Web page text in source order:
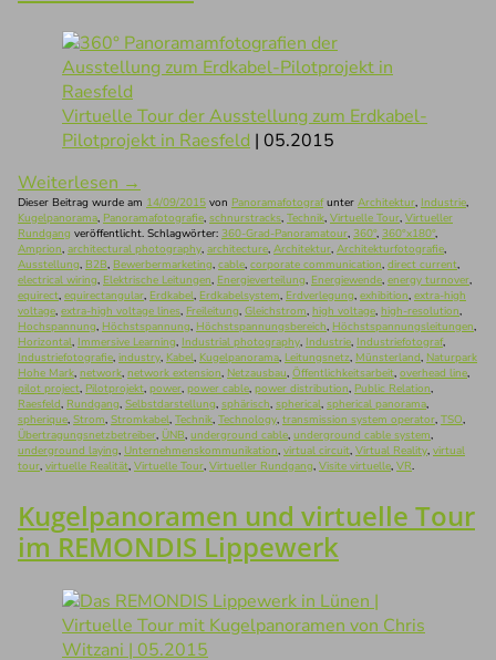
Virtuelle Tour der Ausstellung zum Erdkabel-
Pilotprojekt in Raesfeld | 05.2015
Weiterlesen →
Dieser Beitrag wurde am 14/09/2015 von Panoramafotografunter Architektur, Industrie,
Kugelpanorama, Panoramafotografie, schnurstracks, Technik, Virtuelle Tour, Virtueller
Rundgang veröffentlicht. Schlagwörter: 360-Grad-Panoramatour, 360°, 360°x180°,
Amprion, architectural photography, architecture, Architektur, Architekturfotografie,
Ausstellung, B2B, Bewerbermarketing, cable, corporate communication, direct current,
electrical wiring, Elektrische Leitungen, Energieverteilung, Energiewende, energy turnover,
equirect, equirectangular, Erdkabel, Erdkabelsystem, Erdverlegung, exhibition, extra-high
voltage, extra-high voltage lines, Freileitung, Gleichstrom, high voltage, high-resolution,
Hochspannung, Höchstspannung, Höchstspannungsbereich, Höchstspannungsleitungen,
Horizontal, Immersive Learning, Industrial photography, Industrie, Industriefotograf,
Industriefotografie, industry, Kabel, Kugelpanorama, Leitungsnetz, Münsterland, Naturpark
Hohe Mark, network, network extension, Netzausbau, Öffentlichkeitsarbeit, overhead line,
pilot project, Pilotprojekt, power, power cable, power distribution, Public Relation,
Raesfeld, Rundgang, Selbstdarstellung, sphärisch, spherical, spherical panorama,
spherique, Strom, Stromkabel, Technik, Technology, transmission system operator, TSO,
Übertragungsnetzbetreiber, ÜNB, underground cable, underground cable system,
underground laying, Unternehmenskommunikation, virtual circuit, Virtual Reality, virtual
tour, virtuelle Realität, Virtuelle Tour, Virtueller Rundgang, Visite virtuelle, VR.
Kugelpanoramen und virtuelle Tour
im REMONDIS Lippewerk